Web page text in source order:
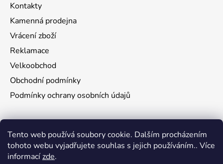
Tento web používá soubory cookie. Dalším procházením
tohoto webu vyjadřujete souhlas s jejich používáním.. Více
informacízde.
Kontakty
Kamenná prodejna
Vrácení zboží
Reklamace
Velkoobchod
Obchodní podmínky
Podmínky ochrany osobních údajů
Aktuality
Jak namontovat a nastřelit puškohled na zbraň